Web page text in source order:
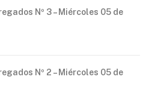
Nº 3 – Miércoles 05 de
Nº 2 – Miércoles 05 de